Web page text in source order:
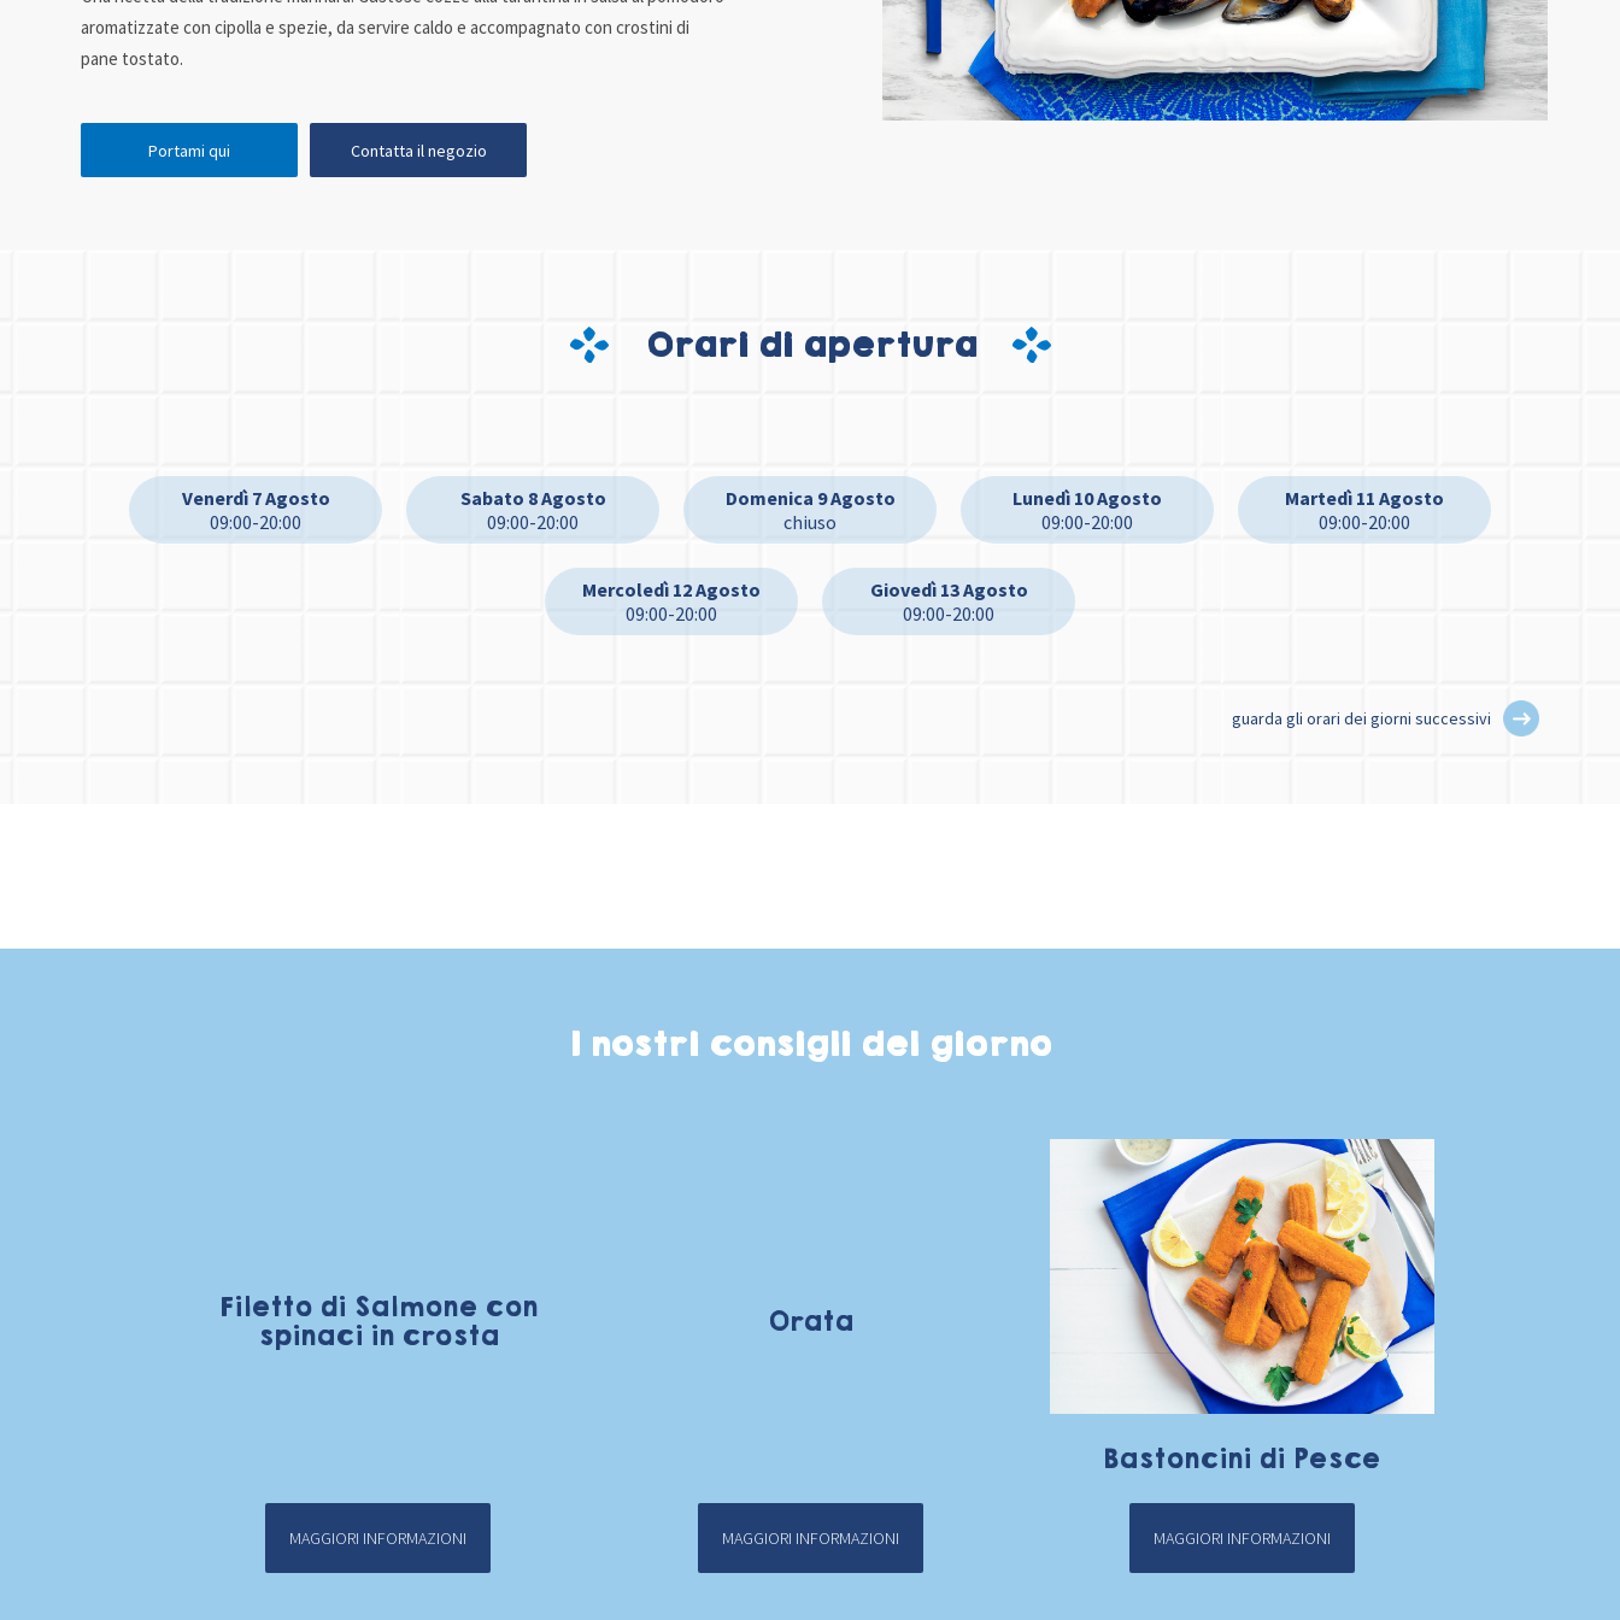
aromatizzate con cipolla e spezie, da servire caldo e accompagnato con crostini di
pane tostato.
Portami qui Contatta il negozio
Orari di apertura
Venerdì 7 Agosto
09:00-20:00
Sabato 8 Agosto
09:00-20:00
Domenica 9 Agosto
chiuso
Lunedì 10 Agosto
09:00-20:00
Martedì 11 Agosto
09:00-20:00
Mercoledì 12 Agosto
09:00-20:00
Giovedì 13 Agosto
09:00-20:00
guarda gli orari dei giorni successivi
I nostri consigli del giorno
Filetto di Salmone con
spinaci in crosta
MAGGIORI INFORMAZIONI
Orata
MAGGIORI INFORMAZIONI
Bastoncini di Pesce
MAGGIORI INFORMAZIONI